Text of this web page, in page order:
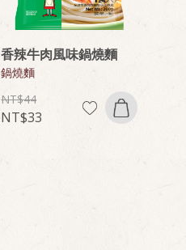
香辣牛肉風味鍋燒麵
鍋燒麵
44
33